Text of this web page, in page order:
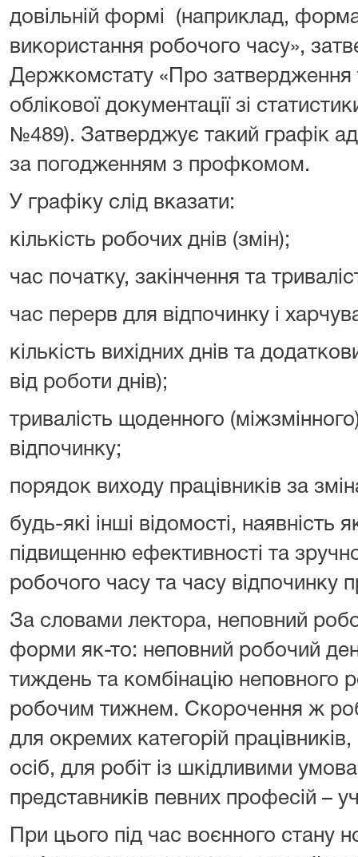
довільній формі (наприклад,
використання робочого часу»,
Держкомстату «Про затвердження
облікової документації зі
№489). Затверджує такий графік
за погодженням з профкомом.
У графіку слід вказати:
кількість робочих днів (змін);
час початку, закінчення та
час перерв для відпочинку і
кількість вихідних днів та
від роботи днів);
тривалість щоденного
відпочинку;
порядок виходу працівників за
будь-які інші відомості, наявність
підвищенню ефективності та
робочого часу та часу відпочинку
За словами лектора, неповний
форми як-то: неповний робочий
тиждень та комбінацію неповного
робочим тижнем. Скорочення ж
для окремих категорій
осіб, для робіт із шкідливими
представників певних професій –
При цього під час воєнного стану